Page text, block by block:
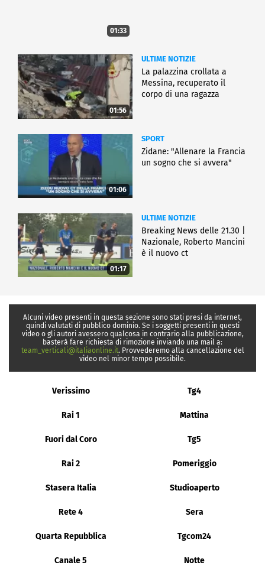
01:33
01:56
ULTIME NOTIZIE
La palazzina crollata a
Messina, recuperato il
corpo di una ragazza
01:06
SPORT
Zidane: "Allenare la Francia
un sogno che si avvera"
01:17
ULTIME NOTIZIE
Breaking News delle 21.30 |
Nazionale, Roberto Mancini
è il nuovo ct
Alcuni video presenti in questa sezione sono stati presi da internet,
quindi valutati di pubblico dominio. Se i soggetti presenti in questi
video o gli autori avessero qualcosa in contrario alla pubblicazione,
basterà fare richiesta di rimozione inviando una mail a:
team_verticali@italiaonline.it. Provvederemo alla cancellazione del
video nel minor tempo possibile.
Verissimo Tg4
Rai 1 Mattina
Fuori dal Coro Tg5
Rai 2 Pomeriggio
Stasera Italia Studioaperto
Rete 4 Sera
Quarta Repubblica Tgcom24
Canale 5 Notte